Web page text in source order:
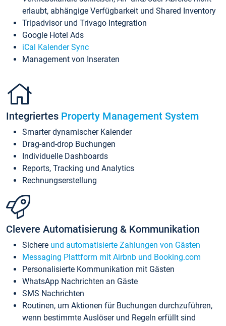
erlaubt, abhängige Verfügbarkeit und Shared Inventory
Tripadvisor und Trivago Integration
Google Hotel Ads
iCal Kalender Sync
Management von Inseraten
Integriertes Property Management System
Smarter dynamischer Kalender
Drag-and-drop Buchungen
Individuelle Dashboards
Reports, Tracking und Analytics
Rechnungserstellung
Clevere Automatisierung & Kommunikation
Sichere und automatisierte Zahlungen von Gästen
Messaging Plattform mit Airbnb und Booking.com
Personalisierte Kommunikation mit Gästen
WhatsApp Nachrichten an Gäste
SMS Nachrichten
Routinen, um Aktionen für Buchungen durchzuführen,
wenn bestimmte Auslöser und Regeln erfüllt sind